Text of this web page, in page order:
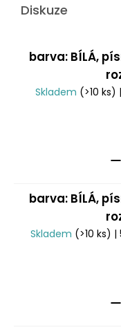
Diskuze
barva: BÍLÁ,
Skladem (>10 ks)
barva: BÍLÁ,
Skladem (>10 ks) |